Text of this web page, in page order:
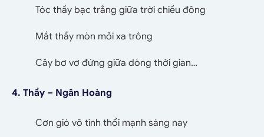
Tóc thầy bạc trắng giữa trời chiều đông
Mắt thầy mòn mỏi xa trông
Cây bơ vơ đứng giữa dòng thời gian…
4. Thầy – Ngân Hoàng
Cơn gió vô tình thổi mạnh sáng nay